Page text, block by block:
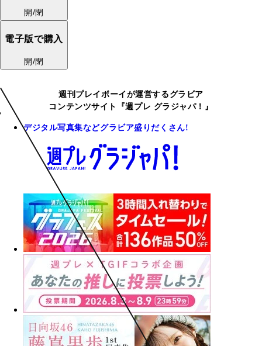
開/閉
電子版で購入
開/閉
週刊プレイボーイが運営するグラビア
コンテンツサイト『週プレ グラジャパ！』
デジタル写真集などグラビア盛りだくさん!